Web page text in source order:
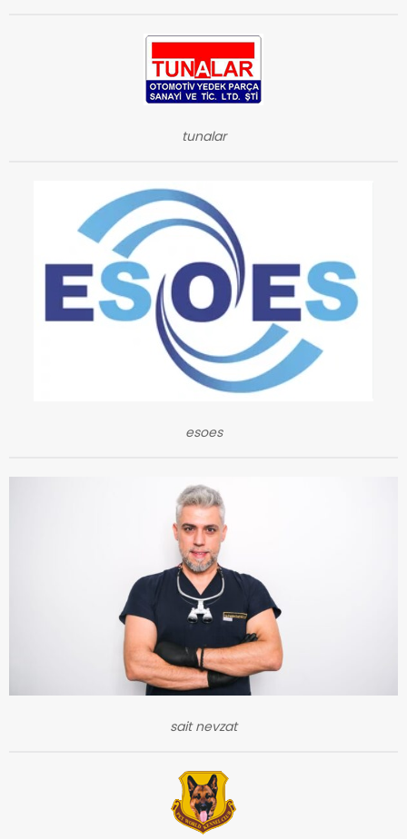
tunalar
esoes
sait nevzat